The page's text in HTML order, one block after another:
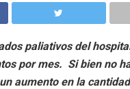
paliativos del
por mes. Si bien no
aumento en la